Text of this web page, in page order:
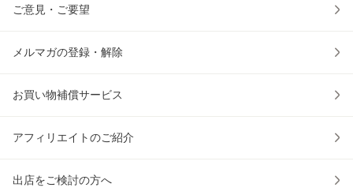
ご意見・ご要望
メルマガの登録・解除
お買い物補償サービス
アフィリエイトのご紹介
出店をご検討の方へ